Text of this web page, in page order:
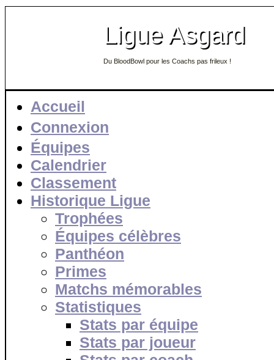
Ligue Asgard
Du BloodBowl pour les Coachs pas frileux !
Accueil
Connexion
Équipes
Calendrier
Classement
Historique Ligue
Trophées
Équipes célèbres
Panthéon
Primes
Matchs mémorables
Statistiques
Stats par équipe
Stats par joueur